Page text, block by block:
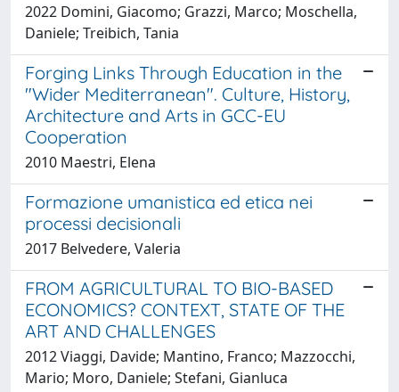
2022 Domini, Giacomo; Grazzi, Marco; Moschella,
Daniele; Treibich, Tania
Forging Links Through Education in the
"Wider Mediterranean". Culture, History,
Architecture and Arts in GCC-EU
Cooperation
2010 Maestri, Elena
Formazione umanistica ed etica nei
processi decisionali
2017 Belvedere, Valeria
FROM AGRICULTURAL TO BIO-BASED
ECONOMICS? CONTEXT, STATE OF THE
ART AND CHALLENGES
2012 Viaggi, Davide; Mantino, Franco; Mazzocchi,
Mario; Moro, Daniele; Stefani, Gianluca